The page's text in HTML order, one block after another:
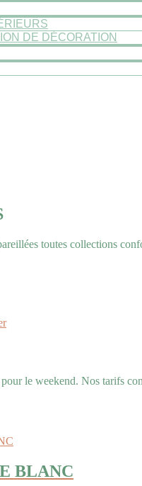
DE DÉCORATION
toutes collections
le weekend. Nos tarifs
BLANC